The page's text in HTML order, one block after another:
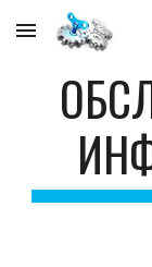
Skip to main